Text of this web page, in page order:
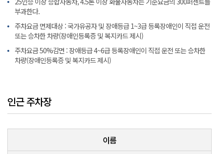
부과한다.
주차요금 면제대상 : 국가유공자 및 장애등급 1~3급 등록장애인이 직접 운전
또는 승차한 차량(장애인등록증 및 복지카드 제시)
주차요금 50%감면 : 장애등급 4~6급 등록장애인이 직접 운전 또는 승차한
차량(장애인등록증 및 복지카드 제시)
인근 주차장
이름